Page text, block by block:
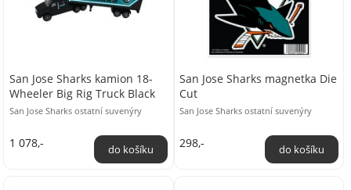
San Jose Sharks kamion 18-
Wheeler Big Rig Truck Black
San Jose Sharks ostatní suvenýry
1 078,-
San Jose Sharks magnetka Die
Cut
San Jose Sharks ostatní suvenýry
298,-